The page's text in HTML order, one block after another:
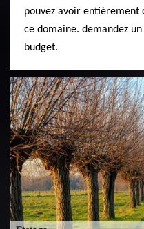
pouvez avoir entièrement
ce domaine. demandez
budget.